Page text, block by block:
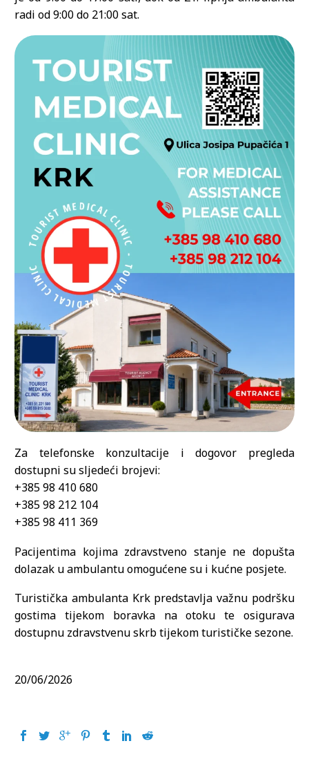
radi od 9:00 do 21:00 sat.
Za telefonske konzultacije i dogovor pregleda
dostupni su sljedeći brojevi:
+385 98 410 680
+385 98 212 104
+385 98 411 369
Pacijentima kojima zdravstveno stanje ne dopušta
dolazak u ambulantu omogućene su i kućne posjete.
Turistička ambulanta Krk predstavlja važnu podršku
gostima tijekom boravka na otoku te osigurava
dostupnu zdravstvenu skrb tijekom turističke sezone.
20/06/2026